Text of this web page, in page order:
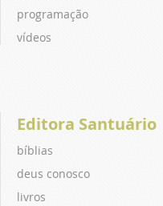
programação
vídeos
Editora Santuário
bíblias
deus conosco
livros